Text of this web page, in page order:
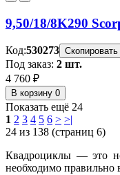
9,50/18/8K290
Код:530273
Под заказ: 2 шт.
4 760 ₽
В корзину 0
Показать ещё 24
1 2 3 4 5 6 > >|
24 из 138 (страниц 6)
Квадроциклы — это
необходимо